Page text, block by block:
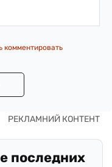
комментировать
последних